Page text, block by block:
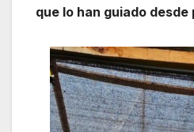
que lo han guiado desde